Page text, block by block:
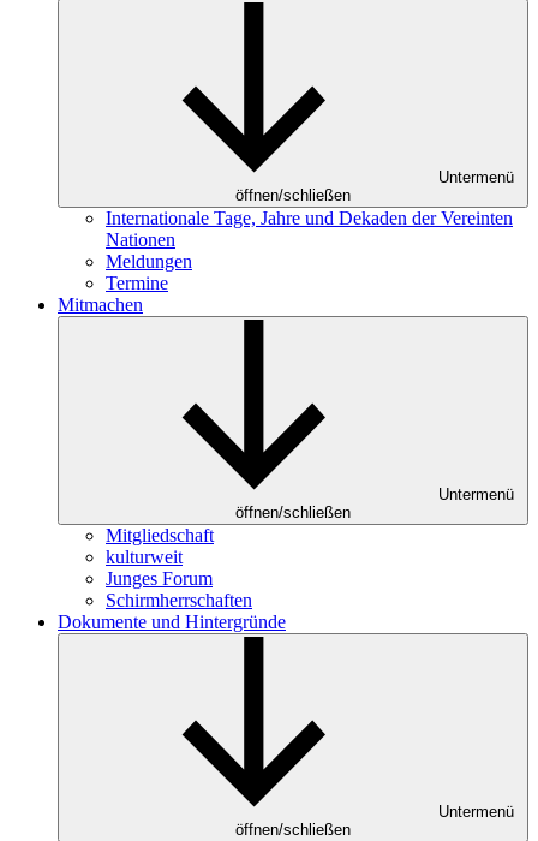
Untermenü
öffnen/schließen
Internationale Tage, Jahre und Dekaden der Vereinten
Nationen
Meldungen
Termine
Mitmachen
Untermenü
öffnen/schließen
Mitgliedschaft
kulturweit
Junges Forum
Schirmherrschaften
Dokumente und Hintergründe
Untermenü
öffnen/schließen